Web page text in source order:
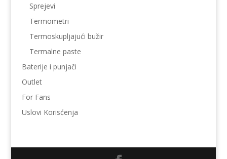
Sprejevi
Termometri
Termoskupljajući bužir
Termalne paste
Baterije i punjači
Outlet
For Fans
Uslovi Korisćenja